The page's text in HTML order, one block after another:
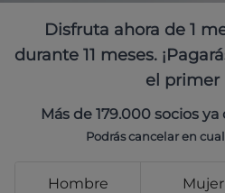
Disfruta ahora de 1
durante 11 meses.
el primer
Más de 179.000 socios
Podrás cancelar en
Hombre Mujer